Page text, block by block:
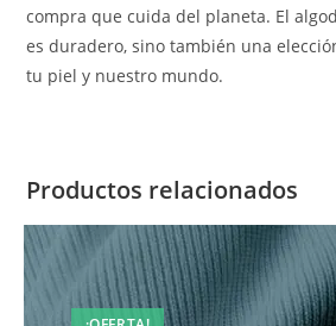
compra que cuida del planeta. El
es duradero, sino también una
tu piel y nuestro mundo.
Productos relacionados